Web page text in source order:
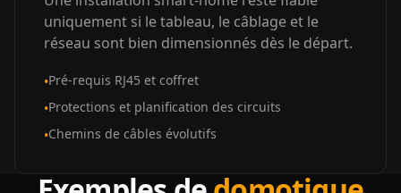
uniquement si le tableau, le câblage et le
réseau sont bien dimensionnés dès le départ.
•Pré-requis RJ45 et coffret
•Protections et planification des circuits
•Chemins de câbles évolutifs